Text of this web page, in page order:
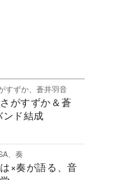
すずか、蒼井羽音
がすずか＆蒼
ド結成
、奏
×奏が語る、音